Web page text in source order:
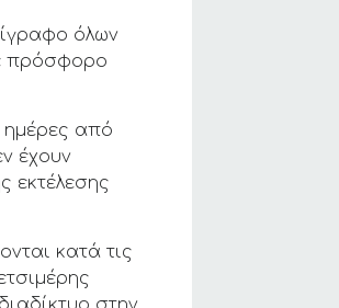
όλων
πρόσφορο
ημέρες από
έχουν
εκτέλεσης
κατά τις